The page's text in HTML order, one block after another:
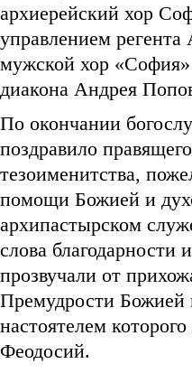
архиерейский хор
управлением регента
мужской хор
диакона Андрея
По окончании
поздравило
тезоименитства,
помощи Божией и
архипастырском
слова благодарности
прозвучали от
Премудрости Божией
настоятелем
Феодосий.